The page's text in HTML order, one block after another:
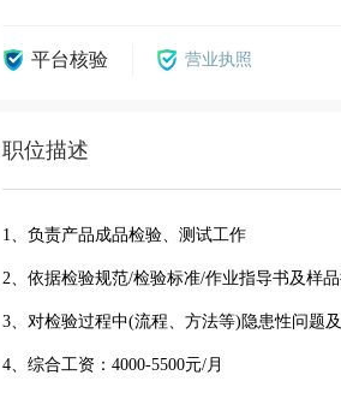
平台核验 营业执照
职位描述
1、负责产品成品检验、测试工作
2、依据检验规范/检验标准/作业指导书及样
3、对检验过程中(流程、方法等)隐患性问题
4、综合工资：4000-5500元/月